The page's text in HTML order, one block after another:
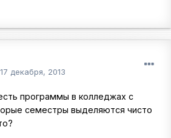
17 декабря, 2013
программы в колледжах с
семестры выделяются чисто